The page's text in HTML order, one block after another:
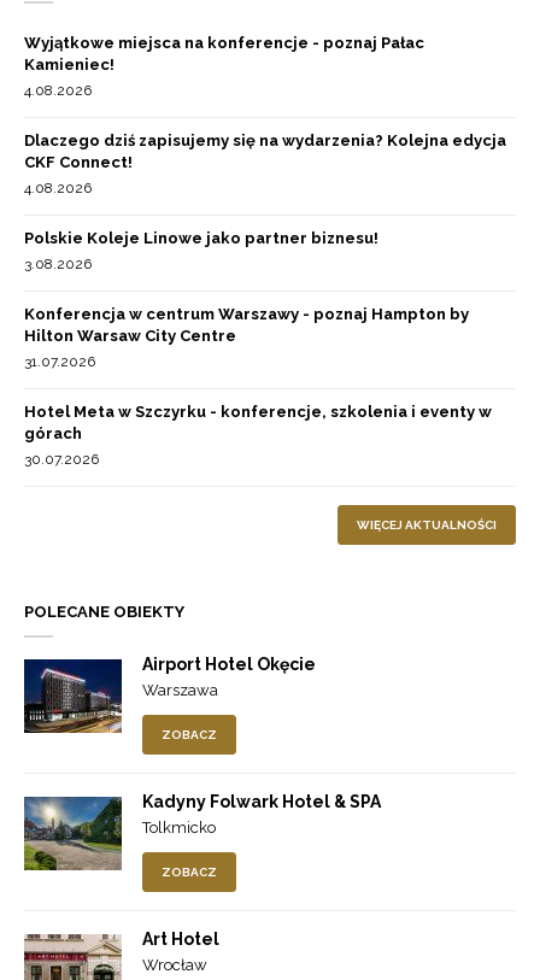
Wyjątkowe miejsca na konferencje - poznaj Pałac
Kamieniec!
4.08.2026
Dlaczego dziś zapisujemy się na wydarzenia? Kolejna edycja
CKF Connect!
4.08.2026
Polskie Koleje Linowe jako partner biznesu!
3.08.2026
Konferencja w centrum Warszawy - poznaj Hampton by
Hilton Warsaw City Centre
31.07.2026
Hotel Meta w Szczyrku - konferencje, szkolenia i eventy w
górach
30.07.2026
WIĘCEJ AKTUALNOŚCI
POLECANE OBIEKTY
Airport Hotel Okęcie
Warszawa
ZOBACZ
Kadyny Folwark Hotel & SPA
Tolkmicko
ZOBACZ
Art Hotel
Wrocław